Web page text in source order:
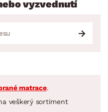
vyzvednutí
matrace.
veškerý sortiment